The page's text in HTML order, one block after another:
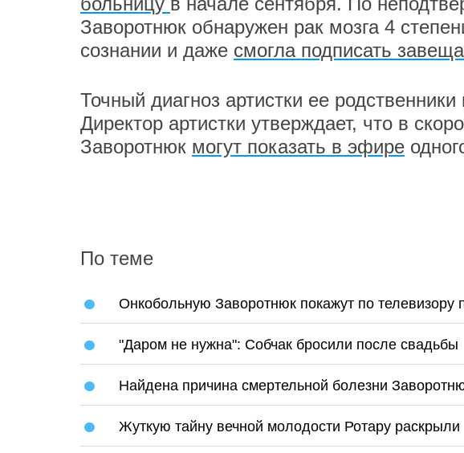
Заворотнюк обнаружен рак мозга 4
сознании и даже смогла подписать
Точный диагноз артистки ее
Директор артистки утверждает, что в
Заворотнюк могут показать в эфире
По теме
Онкобольную Заворотнюк покажут по телевизору
"Даром не нужна": Собчак бросили после свадьбы
Найдена причина смертельной болезни
Жуткую тайну вечной молодости Ротару раскрыли